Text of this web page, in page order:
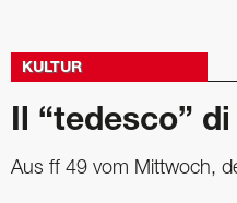
KULTUR
Il “tedesco”
Aus ff 49 vom Mittwoch,